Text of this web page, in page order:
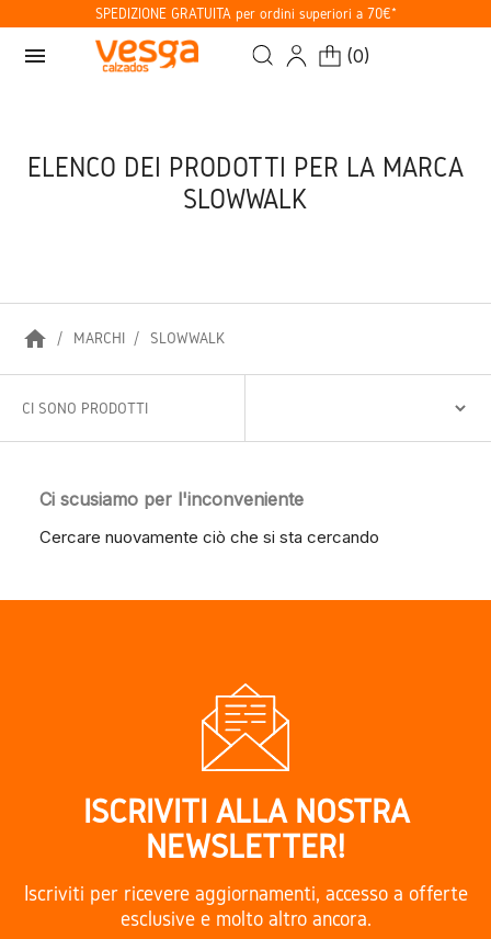
SPEDIZIONE GRATUITA per ordini superiori a 70€*
menu (0)
ELENCO DEI PRODOTTI PER LA MARCA
SLOWWALK
home MARCHI SLOWWALK
CI SONO PRODOTTI
Ci scusiamo per l'inconveniente
Cercare nuovamente ciò che si sta cercando
ISCRIVITI ALLA NOSTRA
NEWSLETTER!
Iscriviti per ricevere aggiornamenti, accesso a offerte
esclusive e molto altro ancora.